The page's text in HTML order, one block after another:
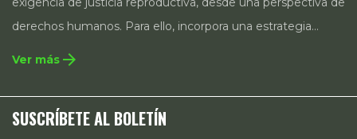
derechos humanos. Para ello, incorpora una estrategia
integral que contempla la incidencia en legislación y
estrategias de comunicación e investigación sobre el
estado de los derechos reproductivos en México.
Ver más arrow_forward
SUSCRÍBETE AL BOLETÍN